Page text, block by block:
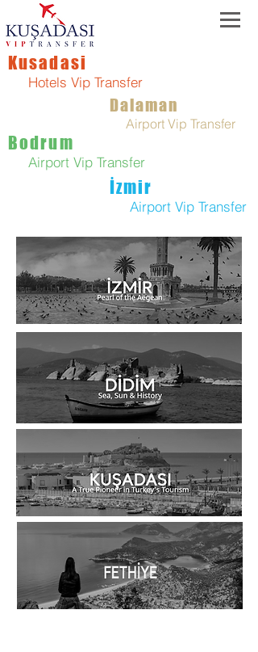
Kusadasi
Hotels Vip Transfer
Dalaman
Airport Vip Transfer
Bodrum
Airport Vip Transfer
İzmir
Airport Vip Transfer